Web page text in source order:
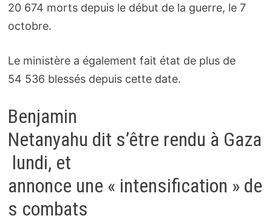
20 674 morts depuis le début de la guerre, le 7
octobre.
Le ministère a également fait état de plus de
54 536 blessés depuis cette date.
Benjamin
Netanyahu dit s’être rendu à Gaza
lundi, et
annonce une « intensification » de
s combats